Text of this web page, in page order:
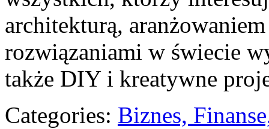
architekturą,
rozwiązaniami w świecie
także DIY i kreatywne
Categories: Biznes,